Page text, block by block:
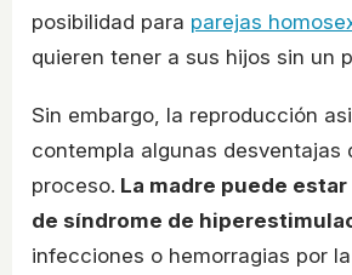
posibilidad para parejas
quieren tener a sus hijos sin un
Sin embargo, la reproducción
contempla algunas desventajas
proceso. La madre puede
de síndrome de
infecciones o hemorragias por